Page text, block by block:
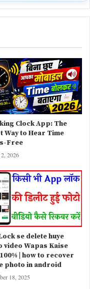
Clock App: The
Way to Hear Time
Free
2026
se delete huye
video Wapas Kaise
| how to recover
photo in android
18, 2025